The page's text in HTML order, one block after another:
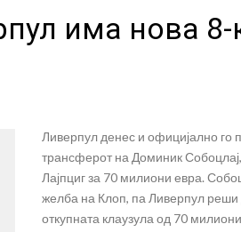
во Реал Мадрид: Ова се трите нови
најважниот летен трансфер на Атлетико?!
скандалозни информации,
Атлетико
по ѕвездата на Серија А?
во Реал Мадрид: Ова се трите нови
Ливерпул се засили од Барселона!
има нова 8-
Ливерпул денес и официјално го
трансферот на Доминик Собоцлај,
Лајпциг за 70 милиони евра.
желба на Клоп, па Ливерпул реши
откупната клаузула од 70